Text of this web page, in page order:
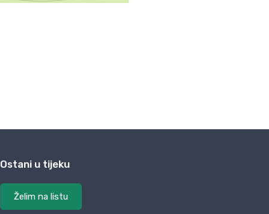
Ostani u tijeku
Želim na listu